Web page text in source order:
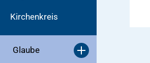
Kirchenkreis
Glaube